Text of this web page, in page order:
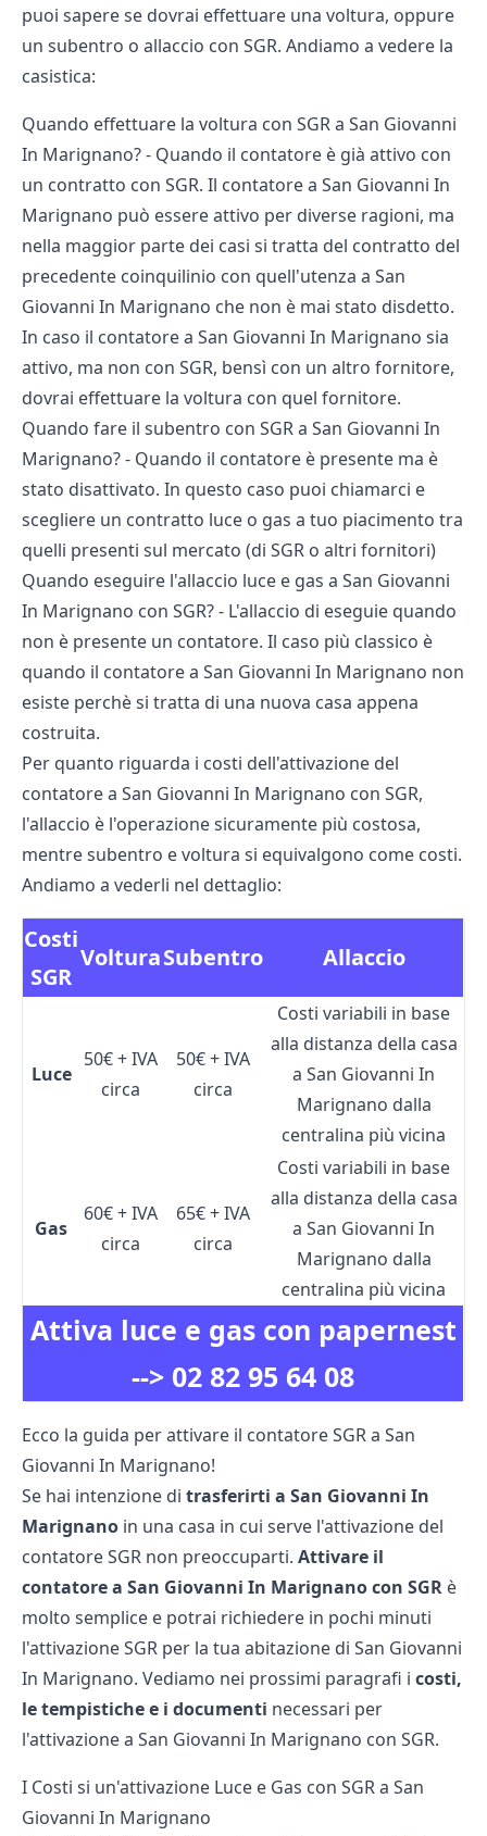
puoi sapere se dovrai effettuare una voltura, oppure
un subentro o allaccio con SGR. Andiamo a vedere la
casistica:
Quando effettuare la voltura con SGR a San Giovanni
In Marignano? - Quando il contatore è già attivo con
un contratto con SGR. Il contatore a San Giovanni In
Marignano può essere attivo per diverse ragioni, ma
nella maggior parte dei casi si tratta del contratto del
precedente coinquilinio con quell'utenza a San
Giovanni In Marignano che non è mai stato disdetto.
In caso il contatore a San Giovanni In Marignano sia
attivo, ma non con SGR, bensì con un altro fornitore,
dovrai effettuare la voltura con quel fornitore.
Quando fare il subentro con SGR a San Giovanni In
Marignano? - Quando il contatore è presente ma è
stato disattivato. In questo caso puoi chiamarci e
scegliere un contratto luce o gas a tuo piacimento tra
quelli presenti sul mercato (di SGR o altri fornitori)
Quando eseguire l'allaccio luce e gas a San Giovanni
In Marignano con SGR? - L'allaccio di eseguie quando
non è presente un contatore. Il caso più classico è
quando il contatore a San Giovanni In Marignano non
esiste perchè si tratta di una nuova casa appena
costruita.
Per quanto riguarda i costi dell'attivazione del
contatore a San Giovanni In Marignano con SGR,
l'allaccio è l'operazione sicuramente più costosa,
mentre subentro e voltura si equivalgono come costi.
Andiamo a vederli nel dettaglio:
Attiva luce e gas con papernest
--> 02 82 95 64 08
Costi
SGR
VolturaSubentro Allaccio
Luce
50€ + IVA
circa
50€ + IVA
circa
Costi variabili in base
alla distanza della casa
a San Giovanni In
Marignano dalla
centralina più vicina
Gas
60€ + IVA
circa
65€ + IVA
circa
Costi variabili in base
alla distanza della casa
a San Giovanni In
Marignano dalla
centralina più vicina
Ecco la guida per attivare il contatore SGR a San
Giovanni In Marignano!
Se hai intenzione di trasferirti a San Giovanni In
Marignano in una casa in cui serve l'attivazione del
contatore SGR non preoccuparti. Attivare il
contatore a San Giovanni In Marignano con SGR è
molto semplice e potrai richiedere in pochi minuti
l'attivazione SGR per la tua abitazione di San Giovanni
In Marignano. Vediamo nei prossimi paragrafi i costi,
le tempistiche e i documenti necessari per
l'attivazione a San Giovanni In Marignano con SGR.
I Costi si un'attivazione Luce e Gas con SGR a San
Giovanni In Marignano